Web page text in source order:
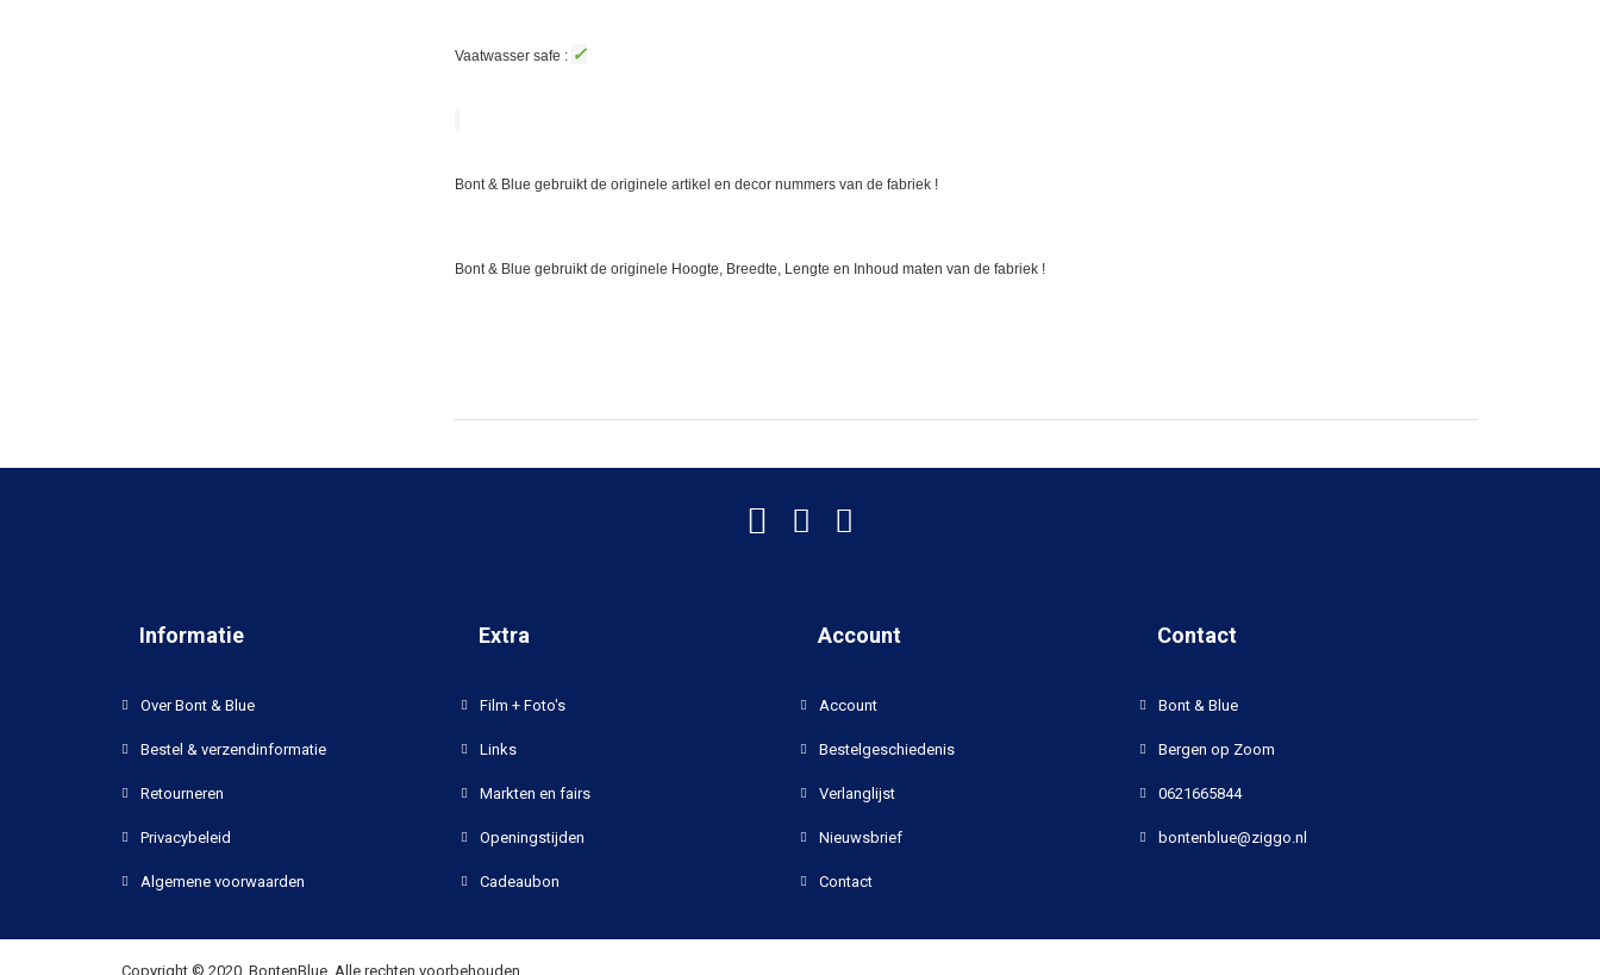
Vaatwasser safe : ✓
Bont & Blue gebruikt de originele artikel en decor nummers van de fabriek !
Bont & Blue gebruikt de originele Hoogte, Breedte, Lengte en Inhoud maten van de fabriek !
Informatie
Over Bont & Blue
Bestel & verzendinformatie
Retourneren
Privacybeleid
Algemene voorwaarden
Extra
Film + Foto's
Links
Markten en fairs
Openingstijden
Cadeaubon
Account
Account
Bestelgeschiedenis
Verlanglijst
Nieuwsbrief
Contact
Contact
Bont & Blue
Bergen op Zoom
0621665844
bontenblue@ziggo.nl
Copyright © 2020, BontenBlue, Alle rechten voorbehouden